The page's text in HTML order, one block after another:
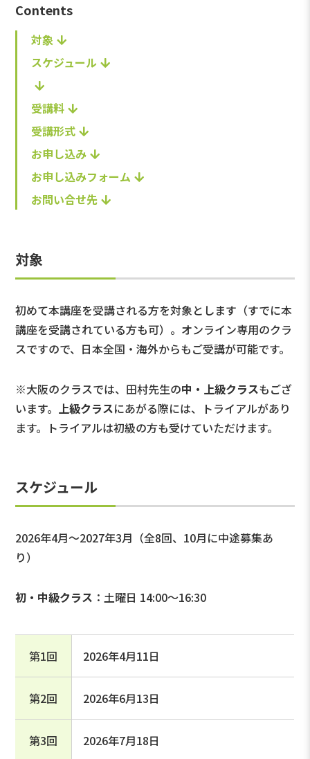
Contents
対象
スケジュール
受講料
受講形式
お申し込み
お申し込みフォーム
お問い合せ先
対象
初めて本講座を受講される方を対象とします（すでに本
講座を受講されている方も可）。オンライン専用のクラ
スですので、日本全国・海外からもご受講が可能です。
※大阪のクラスでは、田村先生の中・上級クラスもござ
います。 上級クラスにあがる際には、トライアルがあり
ます。トライアルは初級の方も受けていただけます。
スケジュール
2026年4月～2027年3月（全8回、10月に中途募集あ
り）
初・中級クラス ：土曜日 14:00～16:30
第1回 2026年4月11日
第2回 2026年6月13日
第3回 2026年7月18日